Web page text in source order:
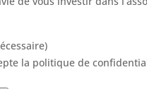
la politique de